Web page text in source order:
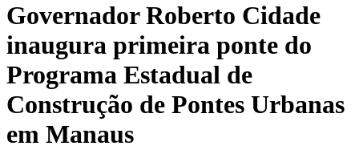
Governador Roberto Cidade
inaugura primeira ponte do
Programa Estadual de
Construção de Pontes Urbanas
em Manaus